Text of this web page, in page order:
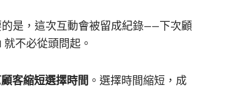
是，這次互動會被留成紀錄——下次顧
不必從頭問起。
客縮短選擇時間 。選擇時間縮短，成